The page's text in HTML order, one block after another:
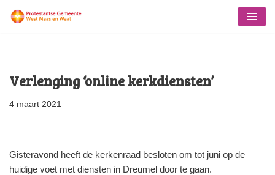
inhoud
Verlenging ‘online kerkdiensten’
4 maart 2021
Gisteravond heeft de kerkenraad besloten om tot juni op de
huidige voet met diensten in Dreumel door te gaan.